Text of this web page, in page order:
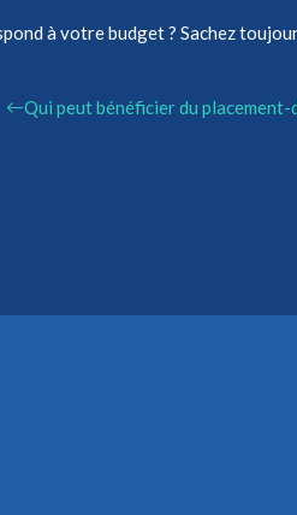
à votre budget ? Sachez
Qui peut bénéficier du placement-